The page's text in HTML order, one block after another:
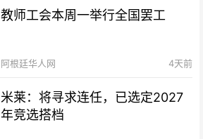
教师工会本周一举行全国罢工
阿根廷华人网 4天前
米莱：将寻求连任，已选定2027
年竞选搭档